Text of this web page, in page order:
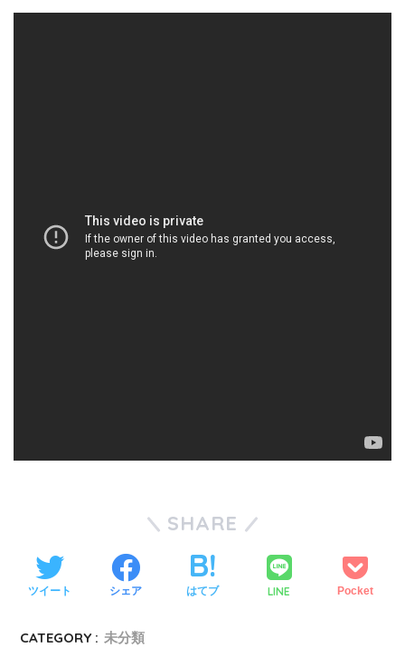
SHARE
ツイート シェア はてブ LINE Pocket
CATEGORY : 未分類